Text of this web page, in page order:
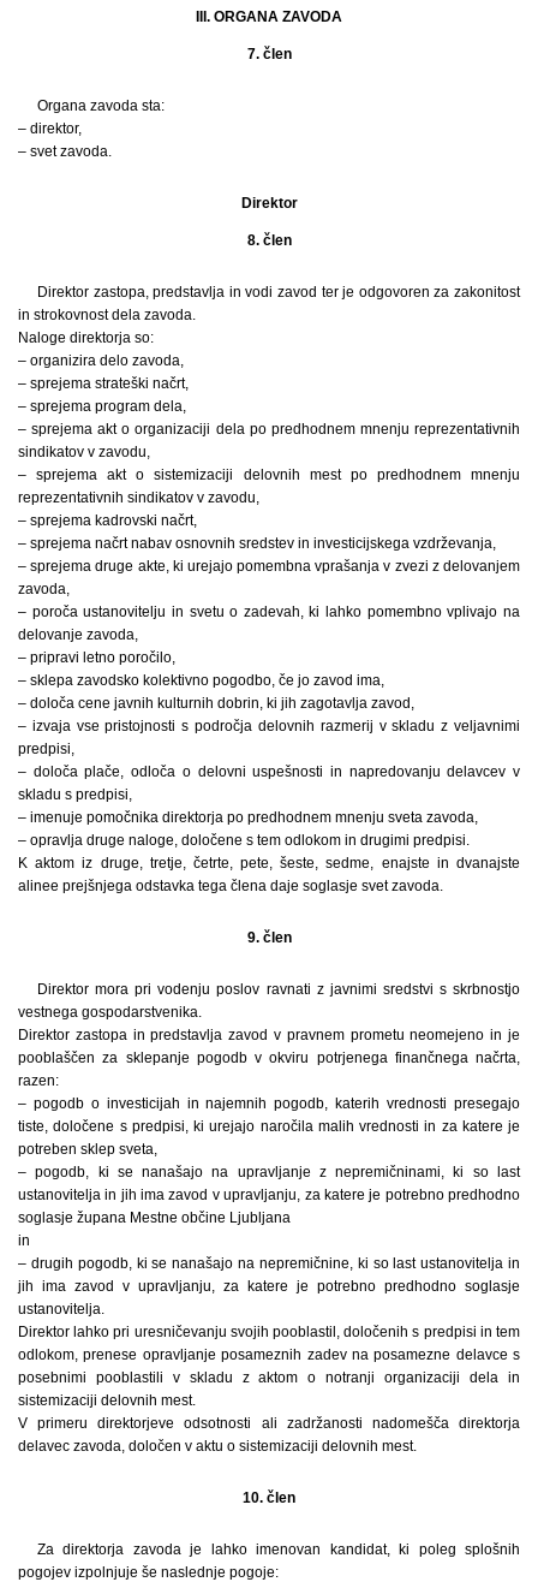
III. ORGANA ZAVODA
7. člen
Organa zavoda sta:
– direktor,
– svet zavoda.
Direktor
8. člen
Direktor zastopa, predstavlja in vodi zavod ter je odgovoren za zakonitost
in strokovnost dela zavoda.
Naloge direktorja so:
– organizira delo zavoda,
– sprejema strateški načrt,
– sprejema program dela,
– sprejema akt o organizaciji dela po predhodnem mnenju reprezentativnih
sindikatov v zavodu,
– sprejema akt o sistemizaciji delovnih mest po predhodnem mnenju
reprezentativnih sindikatov v zavodu,
– sprejema kadrovski načrt,
– sprejema načrt nabav osnovnih sredstev in investicijskega vzdrževanja,
– sprejema druge akte, ki urejajo pomembna vprašanja v zvezi z delovanjem
zavoda,
– poroča ustanovitelju in svetu o zadevah, ki lahko pomembno vplivajo na
delovanje zavoda,
– pripravi letno poročilo,
– sklepa zavodsko kolektivno pogodbo, če jo zavod ima,
– določa cene javnih kulturnih dobrin, ki jih zagotavlja zavod,
– izvaja vse pristojnosti s področja delovnih razmerij v skladu z veljavnimi
predpisi,
– določa plače, odloča o delovni uspešnosti in napredovanju delavcev v
skladu s predpisi,
– imenuje pomočnika direktorja po predhodnem mnenju sveta zavoda,
– opravlja druge naloge, določene s tem odlokom in drugimi predpisi.
K aktom iz druge, tretje, četrte, pete, šeste, sedme, enajste in dvanajste
alinee prejšnjega odstavka tega člena daje soglasje svet zavoda.
9. člen
Direktor mora pri vodenju poslov ravnati z javnimi sredstvi s skrbnostjo
vestnega gospodarstvenika.
Direktor zastopa in predstavlja zavod v pravnem prometu neomejeno in je
pooblaščen za sklepanje pogodb v okviru potrjenega finančnega načrta,
razen:
– pogodb o investicijah in najemnih pogodb, katerih vrednosti presegajo
tiste, določene s predpisi, ki urejajo naročila malih vrednosti in za katere je
potreben sklep sveta,
– pogodb, ki se nanašajo na upravljanje z nepremičninami, ki so last
ustanovitelja in jih ima zavod v upravljanju, za katere je potrebno predhodno
soglasje župana Mestne občine Ljubljana
in
– drugih pogodb, ki se nanašajo na nepremičnine, ki so last ustanovitelja in
jih ima zavod v upravljanju, za katere je potrebno predhodno soglasje
ustanovitelja.
Direktor lahko pri uresničevanju svojih pooblastil, določenih s predpisi in tem
odlokom, prenese opravljanje posameznih zadev na posamezne delavce s
posebnimi pooblastili v skladu z aktom o notranji organizaciji dela in
sistemizaciji delovnih mest.
V primeru direktorjeve odsotnosti ali zadržanosti nadomešča direktorja
delavec zavoda, določen v aktu o sistemizaciji delovnih mest.
10. člen
Za direktorja zavoda je lahko imenovan kandidat, ki poleg splošnih
pogojev izpolnjuje še naslednje pogoje: